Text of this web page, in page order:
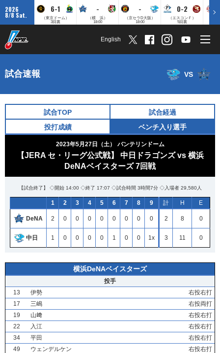
2026
8/8 Sat.
6-1
（東京ドーム）
3回裏
-
（横 浜）
18:00
-
（京セラD大阪）
18:00
0-2
（エスコンＦ）
5回裏
English
試合速報 VS
試合TOP
試合経過
投打成績
ベンチ入り選手
2023年5月27日（土） バンテリンドーム
【JERA セ・リーグ公式戦】 中日ドラゴンズ vs 横浜
DeNAベイスターズ 7回戦
【試合終了】 ◇開始 14:00 ◇終了 17:07 ◇試合時間 3時間7分 ◇入場者 29,580人
1 2 3 4 5 6 7 8 9 計 H E
DeNA 2 0 0 0 0 0 0 0 0 2 8 0
中日 1 0 0 0 0 1 0 0 1x 3 11 0
横浜DeNAベイスターズ
投手
13
伊勢
右投右打
17
三嶋
右投両打
19
山﨑
右投右打
22
入江
右投右打
34
平田
右投右打
49
ウェンデルケン
右投右打